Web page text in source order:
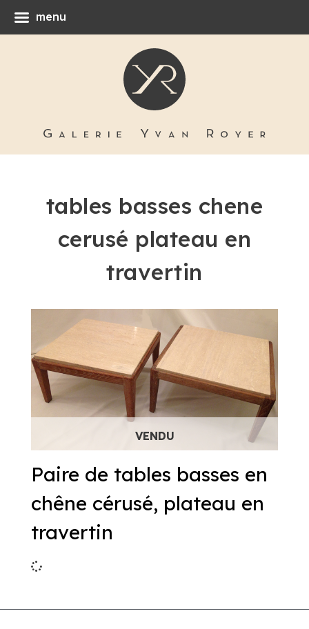
tables basses chene
cerusé plateau en
travertin
Paire de tables basses en
chêne cérusé, plateau en
travertin
menu